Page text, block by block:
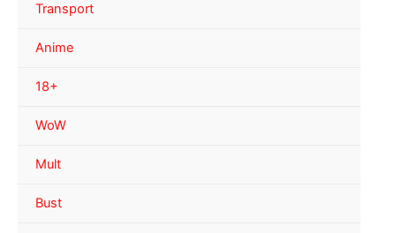
Transport
Anime
18+
WoW
Mult
Bust